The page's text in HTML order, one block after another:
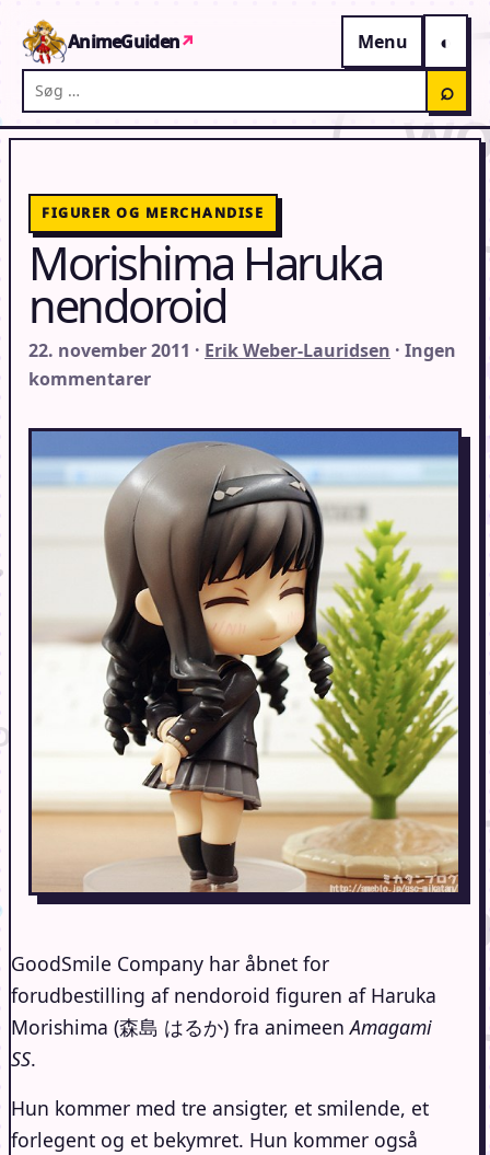
AnimeGuiden↗
Menu
Søg på AnimeGuiden
⌕
FIGURER OG MERCHANDISE
Morishima Haruka
nendoroid
22. november 2011 · Erik Weber-Lauridsen · Ingen
kommentarer
GoodSmile Company har åbnet for
forudbestilling af nendoroid figuren af Haruka
Morishima (森島 はるか) fra animeenAmagami
SS.
Hun kommer med tre ansigter, et smilende, et
forlegent og et bekymret. Hun kommer også